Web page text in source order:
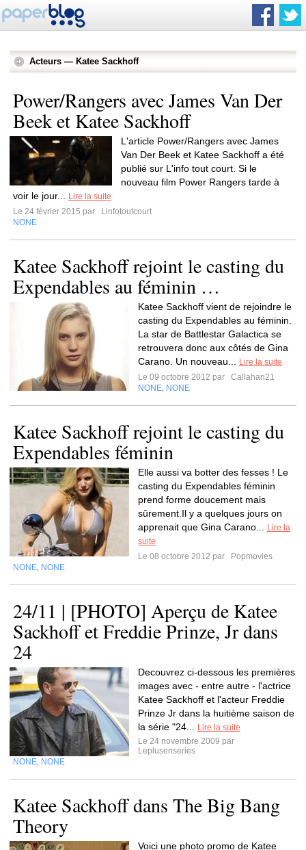
Acteurs — Katee Sackhoff
Power/Rangers avec James Van Der
Beek et Katee Sackhoff
L'article Power/Rangers avec James
Van Der Beek et Katee Sackhoff a été
publié sur L'info tout court. Si le
nouveau film Power Rangers tarde à
voir le jour...
Lire la suite
Le 24 février 2015 par
Linfotoutcourt
NONE
Katee Sackhoff rejoint le casting du
Expendables au féminin …
Katee Sackhoff vient de rejoindre le
casting du Expendables au féminin.
La star de Battlestar Galactica se
retrouvera donc aux côtés de Gina
Carano. Un nouveau...
Lire la suite
Le 09 octobre 2012 par
Callahan21
NONE NONE
Katee Sackhoff rejoint le casting du
Expendables féminin
Elle aussi va botter des fesses ! Le
casting du Expendables féminin
prend forme doucement mais
sûrement.Il y a quelques jours on
apprenait que Gina Carano...
Lire la
suite
Le 08 octobre 2012 par
Popmovies
NONE NONE
24/11 | [PHOTO] Aperçu de Katee
Sackhoff et Freddie Prinze, Jr dans
24
Decouvrez ci-dessous les premières
images avec - entre autre - l'actrice
Katee Sackhoff et l'acteur Freddie
Prinze Jr dans la huitième saison de
la série "24...
Lire la suite
Le 24 novembre 2009 par
Leplusenseries
NONE NONE
Katee Sackhoff dans The Big Bang
Theory
Voici une photo promo de Katee